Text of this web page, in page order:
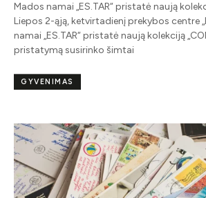
Mados namai „ES.TAR“ pristatė naują
Liepos 2-ąją, ketvirtadienį prekybos centre
namai „ES.TAR“ pristatė naują kolekciją
pristatymą susirinko šimtai
GYVENIMAS